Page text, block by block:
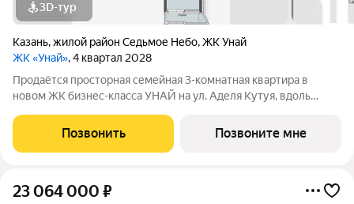
3D-тур
Казань,жилой район Седьмое Небо,ЖК Унай
ЖК «Унай», 4 квартал 2028
Продаётся просторная семейная 3-комнатная квартира в
новом ЖК бизнес-класса УНАЙ на ул. Аделя Кутуя, вдоль
восточной части столицы Татарстана, совсем рядом: - ТЦ МЕГА
и Строительный гипермаркет OB; -
Позвонить Позвоните мне
23 064 000 ₽